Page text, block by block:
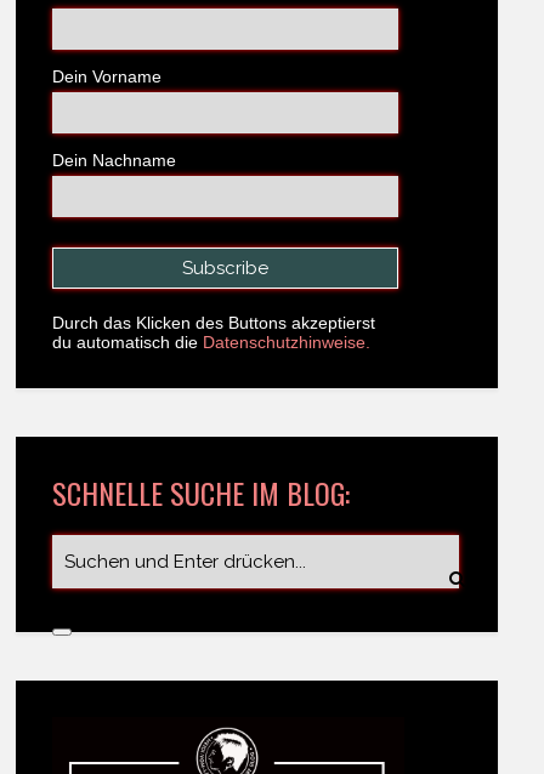
Dein Vorname
Dein Nachname
Durch das Klicken des Buttons akzeptierst
du automatisch die Datenschutzhinweise.
SCHNELLE SUCHE IM BLOG: